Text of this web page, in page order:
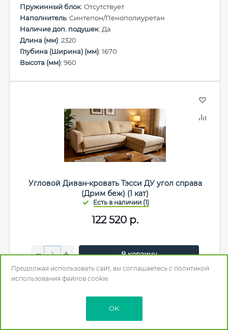
Пружинный блок: Отсутствует
Наполнитель: Синтепон/Пенополиуретан
Наличие доп. подушек: Да
Длина (мм): 2320
Глубина (Ширина) (мм): 1670
Высота (мм): 960
Угловой Диван-кровать Тэсси ДУ угол справа
(Дрим беж) (1 кат)
122 520 р.
В корзину
Мебельная фабрика:Ивару
Спальное место (мм): 1500*2000
Продолжая использовать сайт, вы соглашаетесь с политикой
использования файлов cookie.
OK